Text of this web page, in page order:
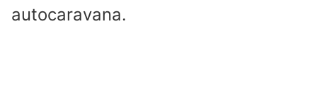
autocaravana.